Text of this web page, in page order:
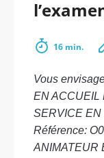
16 min.
Vous
EN ACCUEIL
SERVICE EN
Référence:
ANIMATEUR